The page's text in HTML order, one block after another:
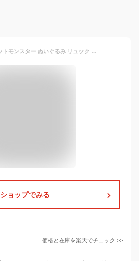
【送料無料】 ポケットモンスター ぬいぐるみ リュック リュックサック バッグ バック キッズ 男の子 女の子 幼児 小学生 男の子 女の子 ポケモン ピカチュウ ふわふわ かばん グッズ かわいい カビゴン イーブイ ミュウ リザードン ミミッキュ ゲンガー ポッチャマ
ショップでみる
価格と在庫を楽天でチェック >>